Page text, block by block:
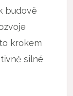
budově
krokem
silné